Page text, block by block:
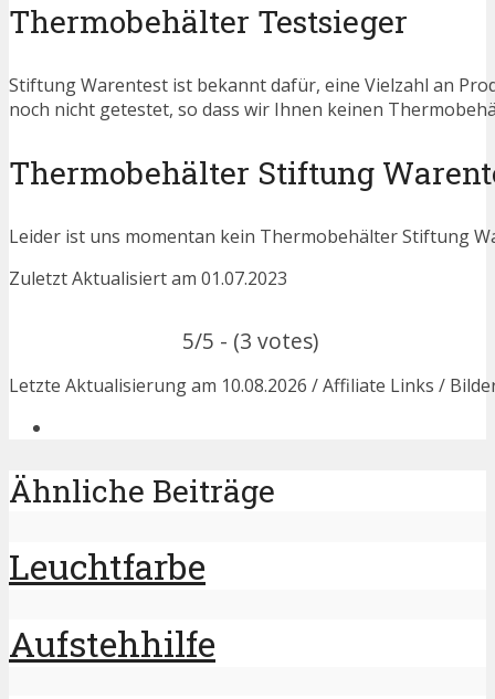
Thermobehälter Testsieger
Stiftung Warentest ist bekannt dafür, eine Vielzahl an
noch nicht getestet, so dass wir Ihnen keinen
Thermobehälter Stiftung
Leider ist uns momentan kein Thermobehälter Stiftung
Zuletzt Aktualisiert am 01.07.2023
5/5 - (3 votes)
Letzte Aktualisierung am 10.08.2026 / Affiliate Links /
Ähnliche Beiträge
Leuchtfarbe
Aufstehhilfe